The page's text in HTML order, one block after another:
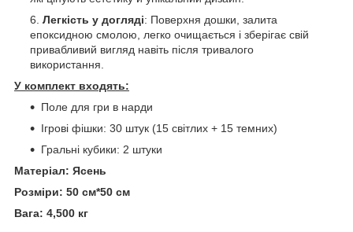
Легкість у догляді: Поверхня дошки, залита
епоксидною смолою, легко очищається і зберігає свій
привабливий вигляд навіть після тривалого
використання.
У комплект входять:
Поле для гри в нарди
Ігрові фішки: 30 штук (15 світлих + 15 темних)
Гральні кубики: 2 штуки
Матеріал: Ясень
Розміри: 50 см*50 см
Вага: 4,500 кг